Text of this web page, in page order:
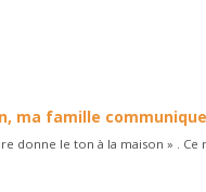
ma famille
donne le ton à la maison » . Ce